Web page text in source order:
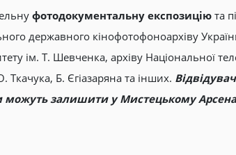
фотодокументальну експозиціюта
державного кінофотофоноархіву
ім. Т. Шевченка, архіву Національної
Ткачука, Б. Єгіазаряна та інших.
можуть залишити у Мистецькому